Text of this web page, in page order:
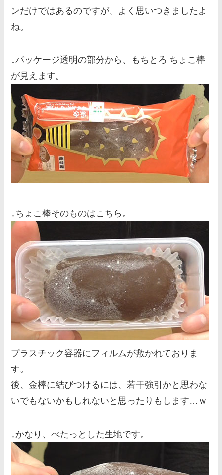
ンだけではあるのですが、よく思いつきましたよ
ね。
↓パッケージ透明の部分から、もちとろ ちょこ棒
が見えます。
↓ちょこ棒そのものはこちら。
プラスチック容器にフィルムが敷かれておりま
す。
後、金棒に結びつけるには、若干強引かと思わな
いでもないかもしれないと思ったりもします…ｗ
↓かなり、べたっとした生地です。